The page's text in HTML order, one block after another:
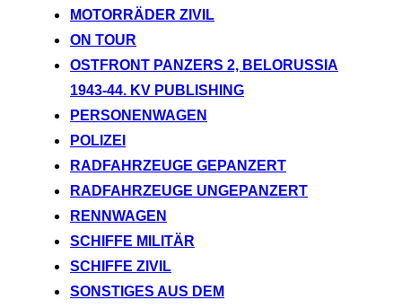
MOTORRÄDER ZIVIL
ON TOUR
OSTFRONT PANZERS 2, BELORUSSIA
1943-44. KV PUBLISHING
PERSONENWAGEN
POLIZEI
RADFAHRZEUGE GEPANZERT
RADFAHRZEUGE UNGEPANZERT
RENNWAGEN
SCHIFFE MILITÄR
SCHIFFE ZIVIL
SONSTIGES AUS DEM